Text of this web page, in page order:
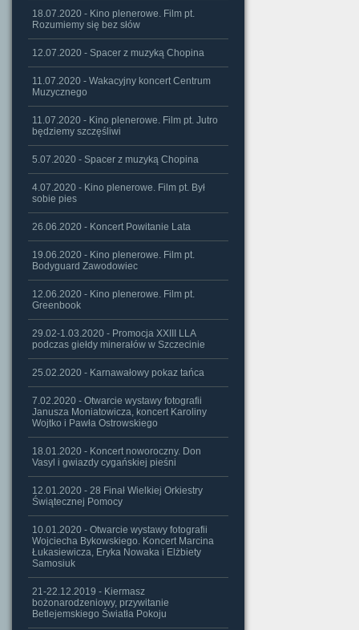
18.07.2020 - Kino plenerowe. Film pt.
Rozumiemy się bez słów
12.07.2020 - Spacer z muzyką Chopina
11.07.2020 - Wakacyjny koncert Centrum
Muzycznego
11.07.2020 - Kino plenerowe. Film pt. Jutro
będziemy szczęśliwi
5.07.2020 - Spacer z muzyką Chopina
4.07.2020 - Kino plenerowe. Film pt. Był
sobie pies
26.06.2020 - Koncert Powitanie Lata
19.06.2020 - Kino plenerowe. Film pt.
Bodyguard Zawodowiec
12.06.2020 - Kino plenerowe. Film pt.
Greenbook
29.02-1.03.2020 - Promocja XXIII LLA
podczas giełdy minerałów w Szczecinie
25.02.2020 - Karnawałowy pokaz tańca
7.02.2020 - Otwarcie wystawy fotografii
Janusza Moniatowicza, koncert Karoliny
Wojtko i Pawła Ostrowskiego
18.01.2020 - Koncert noworoczny. Don
Vasyl i gwiazdy cygańskiej pieśni
12.01.2020 - 28 Finał Wielkiej Orkiestry
Świątecznej Pomocy
10.01.2020 - Otwarcie wystawy fotografii
Wojciecha Bykowskiego. Koncert Marcina
Łukasiewicza, Eryka Nowaka i Elżbiety
Samosiuk
21-22.12.2019 - Kiermasz
bożonarodzeniowy, przywitanie
Betlejemskiego Światła Pokoju